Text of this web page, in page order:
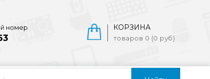
КОРЗИНА
товаров 0 (0 руб)
номер